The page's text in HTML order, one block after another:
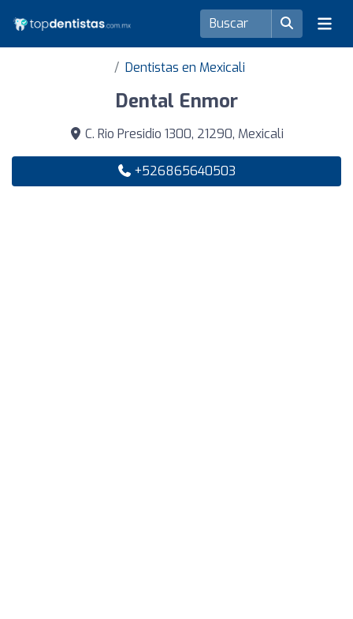
Dentistas en Mexicali
Dental Enmor
C. Rio Presidio 1300, 21290, Mexicali
+526865640503